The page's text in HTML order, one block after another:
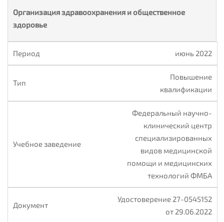
Организация здравоохранения и общественное
здоровье
июнь 2022
Повышение
квалификации
Федеральный научно-
клинический центр
специализированных
видов медицинской
помощи и медицинских
технологий ФМБА
Удостоверение 27-0545152
от 29.06.2022